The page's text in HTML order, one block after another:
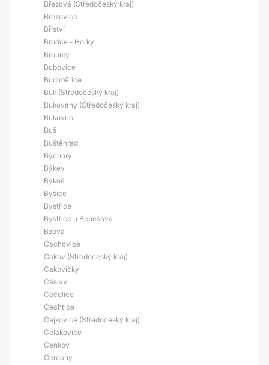
Březová (Středočeský kraj)
Březovice
Bříství
Brodce - Horky
Broumy
Bubovice
Budiměřice
Buk (Středočeský kraj)
Bukovany (Středočeský kraj)
Bukovno
Buš
Buštěhrad
Býchory
Býkev
Bykoš
Byšice
Bystřice
Bystřice u Benešova
Bzová
Čachovice
Čakov (Středočeský kraj)
Čakovičky
Čáslav
Čečelice
Čechtice
Čejkovice (Středočeský kraj)
Čelákovice
Čenkov
Čerčany